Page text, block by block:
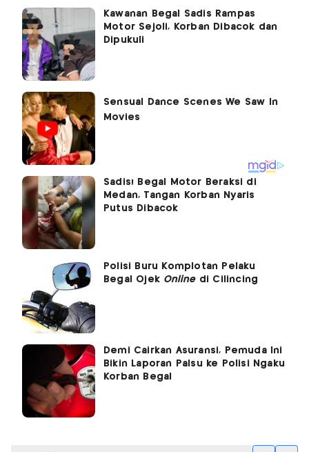
Kawanan Begal Sadis Rampas
Motor Sejoli, Korban Dibacok dan
Dipukuli
Sadis! Begal Motor Beraksi di
Medan, Tangan Korban Nyaris
Putus Dibacok
Polisi Buru Komplotan Pelaku
Begal Ojek Onlinedi Cilincing
Demi Cairkan Asuransi, Pemuda Ini
Bikin Laporan Palsu ke Polisi Ngaku
Korban Begal